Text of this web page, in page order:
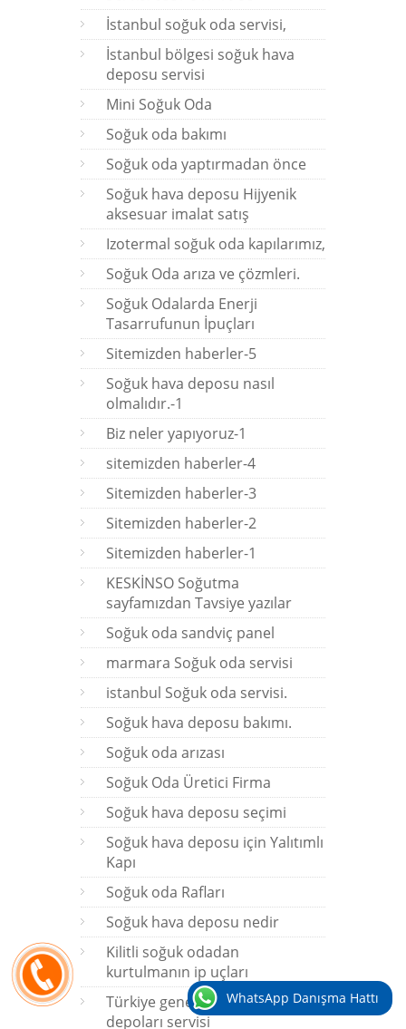
İstanbul soğuk oda servisi,
İstanbul bölgesi soğuk hava
deposu servisi
Mini Soğuk Oda
Soğuk oda bakımı
Soğuk oda yaptırmadan önce
Soğuk hava deposu Hijyenik
aksesuar imalat satış
Izotermal soğuk oda kapılarımız,
Soğuk Oda arıza ve çözmleri.
Soğuk Odalarda Enerji
Tasarrufunun İpuçları
Sitemizden haberler-5
Soğuk hava deposu nasıl
olmalıdır.-1
Biz neler yapıyoruz-1
sitemizden haberler-4
Sitemizden haberler-3
Sitemizden haberler-2
Sitemizden haberler-1
KESKİNSO Soğutma
sayfamızdan Tavsiye yazılar
Soğuk oda sandviç panel
marmara Soğuk oda servisi
istanbul Soğuk oda servisi.
Soğuk hava deposu bakımı.
Soğuk oda arızası
Soğuk Oda Üretici Firma
Soğuk hava deposu seçimi
Soğuk hava deposu için Yalıtımlı
Kapı
Soğuk oda Rafları
Soğuk hava deposu nedir
Kilitli soğuk odadan
kurtulmanın ip uçları
Türkiye geneli soğuk hava
depoları servisi
WhatsApp Danışma Hattı